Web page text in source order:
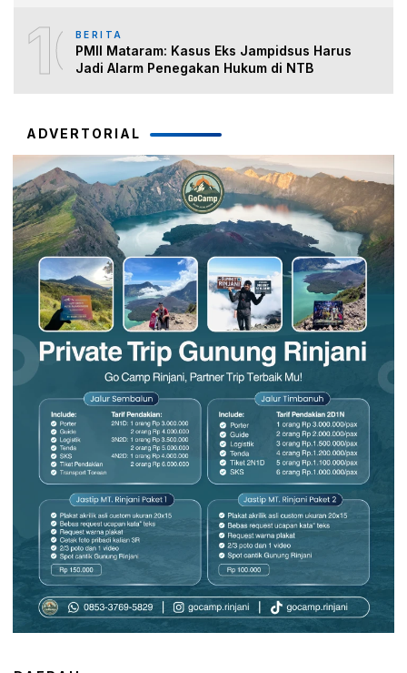
10BERITA
PMII Mataram: Kasus Eks Jampidsus Harus
Jadi Alarm Penegakan Hukum di NTB
ADVERTORIAL